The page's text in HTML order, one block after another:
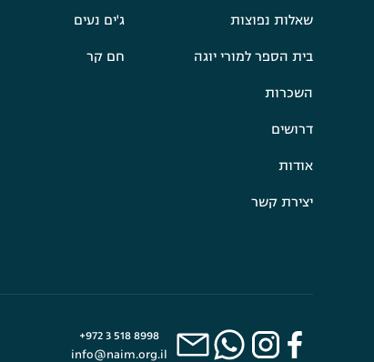
שאלות נפוצות
בית הספר למורי יוגה
השכרות
דרושים
אודות
יצירת קשר
ג'ים נעים
חם קר
+972 3 518 8998
info@naim.org.il